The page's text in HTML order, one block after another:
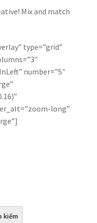
Mix and match
type=”grid”
number=”5″
long”
kiếm